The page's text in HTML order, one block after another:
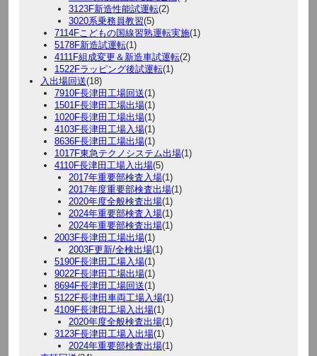
3123F新造性能試運転(2)
3020系乗務員教習(5)
7114Fこどもの国線習熟運転実施(1)
5178F新造試運転(1)
4111F組成変更＆新造車試運転(2)
1522Fラッピング後試運転(1)
入出場回送(18)
7910F長津田工場回送(1)
1501F長津田工場出場(1)
1020F長津田工場出場(1)
4103F長津田工場入場(1)
8636F長津田工場出場(1)
1017F東急テクノシステム出場(1)
4110F長津田工場入出場(5)
2017年重要部検査入場(1)
2017年度重要部検査出場(1)
2020年度全般検査出場(1)
2024年重要部検査入場(1)
2024年重要部検査出場(1)
2003F長津田工場出場(1)
2003F更新/全検出場(1)
5190F長津田工場入場(1)
9022F長津田工場出場(1)
8694F長津田工場回送(1)
5122F長津田車両工場入場(1)
4109F長津田工場入出場(1)
2020年度全般検査出場(1)
3123F長津田工場入出場(1)
2024年重要部検査出場(1)